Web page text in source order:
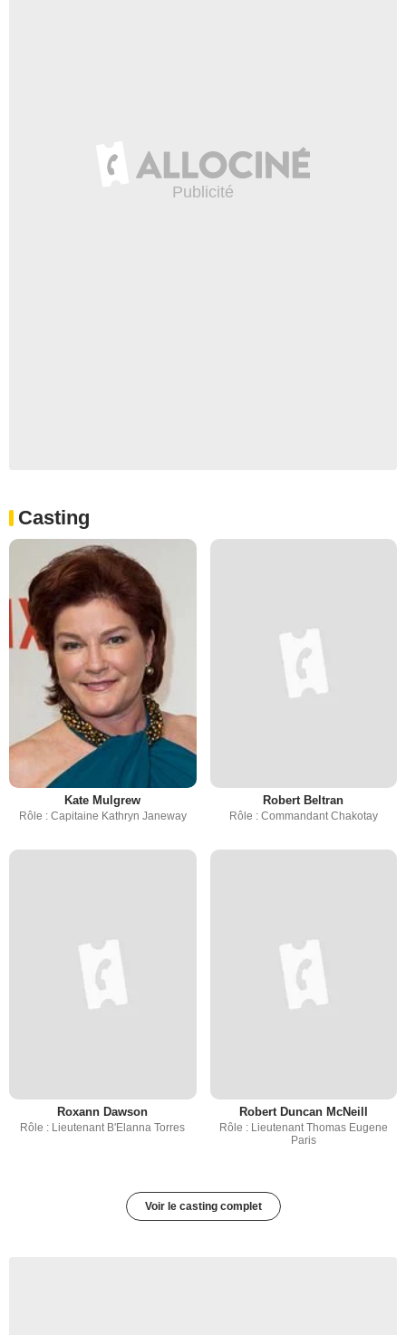
Casting
Kate Mulgrew
Rôle : Capitaine Kathryn Janeway
Robert Beltran
Rôle : Commandant Chakotay
Roxann Dawson
Rôle : Lieutenant B'Elanna Torres
Robert Duncan McNeill
Rôle : Lieutenant Thomas Eugene
Paris
Voir le casting complet